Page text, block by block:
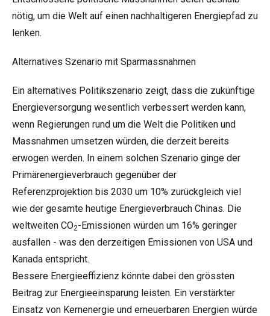
nötig, um die Welt auf einen nachhaltigeren Energiepfad zu
lenken.
Alternatives Szenario mit Sparmassnahmen
Ein alternatives Politikszenario zeigt, dass die zukünftige
Energieversorgung wesentlich verbessert werden kann,
wenn Regierungen rund um die Welt die Politiken und
Massnahmen umsetzen würden, die derzeit bereits
erwogen werden. In einem solchen Szenario ginge der
Primärenergieverbrauch gegenüber der
Referenzprojektion bis 2030 um 10% zurückgleich viel
wie der gesamte heutige Energieverbrauch Chinas. Die
weltweiten CO2-Emissionen würden um 16% geringer
ausfallen - was den derzeitigen Emissionen von USA und
Kanada entspricht.
Bessere Energieeffizienz könnte dabei den grössten
Beitrag zur Energieeinsparung leisten. Ein verstärkter
Einsatz von Kernenergie und erneuerbaren Energien würde